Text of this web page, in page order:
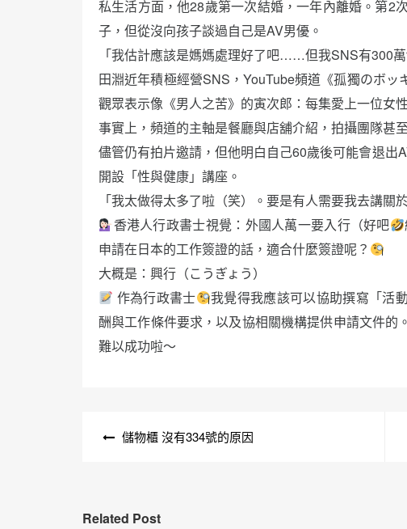
私生活方面，他28歲第一次結婚，一年內離婚。第2
子，但從沒向孩子談過自己是AV男優。
「我估計應該是媽媽處理好了吧……但我SNS有300
田淵近年積極經營SNS，YouTube頻道《孤獨のボッ
觀眾表示像《男人之苦》的寅次郎：每集愛上一位女
事實上，頻道的主軸是餐廳與店舖介紹，拍攝團隊甚
儘管仍有拍片邀請，但他明白自己60歲後可能會退
開設「性與健康」講座。
「我太做得太多了啦（笑）。要是有人需要我去講關
香港人行政書士視覺：外國人萬一要入行（好吧
申請在日本的工作簽證的話，適合什麼簽證呢？
大概是：興行（こうぎょう）
作為行政書士
我覺得我應該可以協助撰寫「活
酬與工作條件要求，以及協相關機構提供申請文件
難以成功啦～
儲物櫃 沒有334號的原因
Related Post